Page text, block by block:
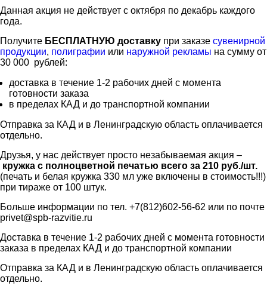
Данная акция не действует с октября по декабрь каждого
года.
Получите БЕСПЛАТНУЮ доставку при заказе сувенирной
продукции, полиграфии или наружной рекламы на сумму от
30 000 рублей:
доставка в течение 1-2 рабочих дней с момента
готовности заказа
в пределах КАД и до транспортной компании
Отправка за КАД и в Ленинградскую область оплачивается
отдельно.
Друзья, у нас действует просто незабываемая акция –
кружка с полноцветной печатью всего за 210 руб./шт.
(печать и белая кружка 330 мл уже включены в стоимость!!!)
при тираже от 100 штук.
Больше информации по тел. +7(812)602-56-62 или по почте
privet@spb-razvitie.ru
Доставка в течение 1-2 рабочих дней с момента готовности
заказа в пределах КАД и до транспортной компании
Отправка за КАД и в Ленинградскую область оплачивается
отдельно.